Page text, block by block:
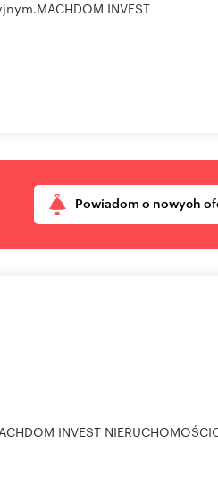
INVEST
Powiadom o nowych
INVEST